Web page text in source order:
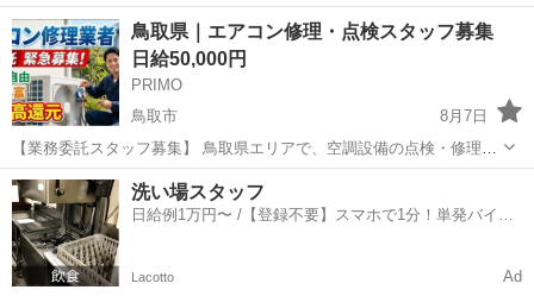
同じように働けるだろうか…」 「本業以外にも、将来につながる収入
源を作りたい」 そんな方におすすめの **「電解水生成器レンタル
導入サポート」**で...
鳥取 鳥取市 鳥取駅 サブスク
鳥取県｜エアコン修理・点検スタッフ募集
日給50,000円
PRIMO
鳥取市
8月7日
【業務委託スタッフ募集】 鳥取県エリアで、空調設備の点検・修理を
担当してくださる経験者を募集しています。 【仕事内容】 お客様から
状況を伺い、室内機・室外機、電源、配線、冷媒ガス、排水部分など
を確認して必要な修...
鳥取 鳥取市 建築
洗い場スタッフ
日給例1万円〜 /【登録不要】スマホで1分！単発バイト
Lacotto Ad